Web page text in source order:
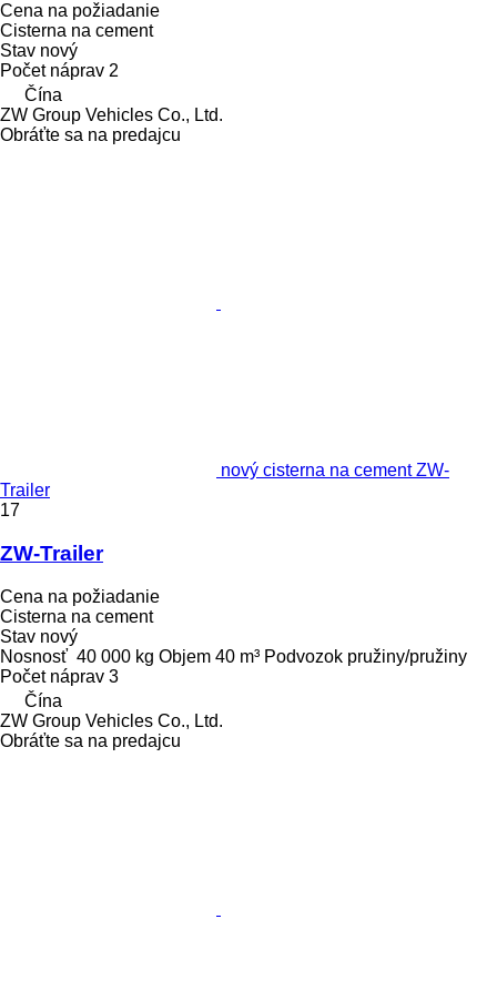
Cena na požiadanie
Cisterna na cement
Stav nový
Počet náprav 2
Čína
ZW Group Vehicles Co., Ltd.
Obráťte sa na predajcu
nový cisterna na cement ZW-
Trailer
17
ZW-Trailer
Cena na požiadanie
Cisterna na cement
Stav nový
Nosnosť 40 000 kg Objem 40 m³ Podvozok pružiny/pružiny
Počet náprav 3
Čína
ZW Group Vehicles Co., Ltd.
Obráťte sa na predajcu